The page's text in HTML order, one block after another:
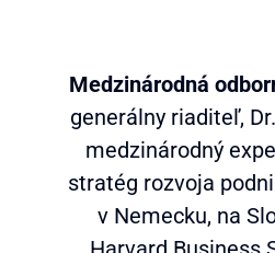
Medzinárodná
generálny riaditeľ,
medzinárodný
stratég rozvoja
v Nemecku, na